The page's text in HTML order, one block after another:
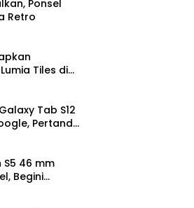
Ponsel
Retro
Tiles di
Tab S12
Pertanda
46 mm
Begini